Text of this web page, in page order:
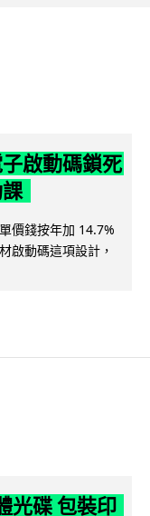
啟動碼鎖死
價錢按年加 14.7%
啟動碼這項設計，
光碟 包裝印